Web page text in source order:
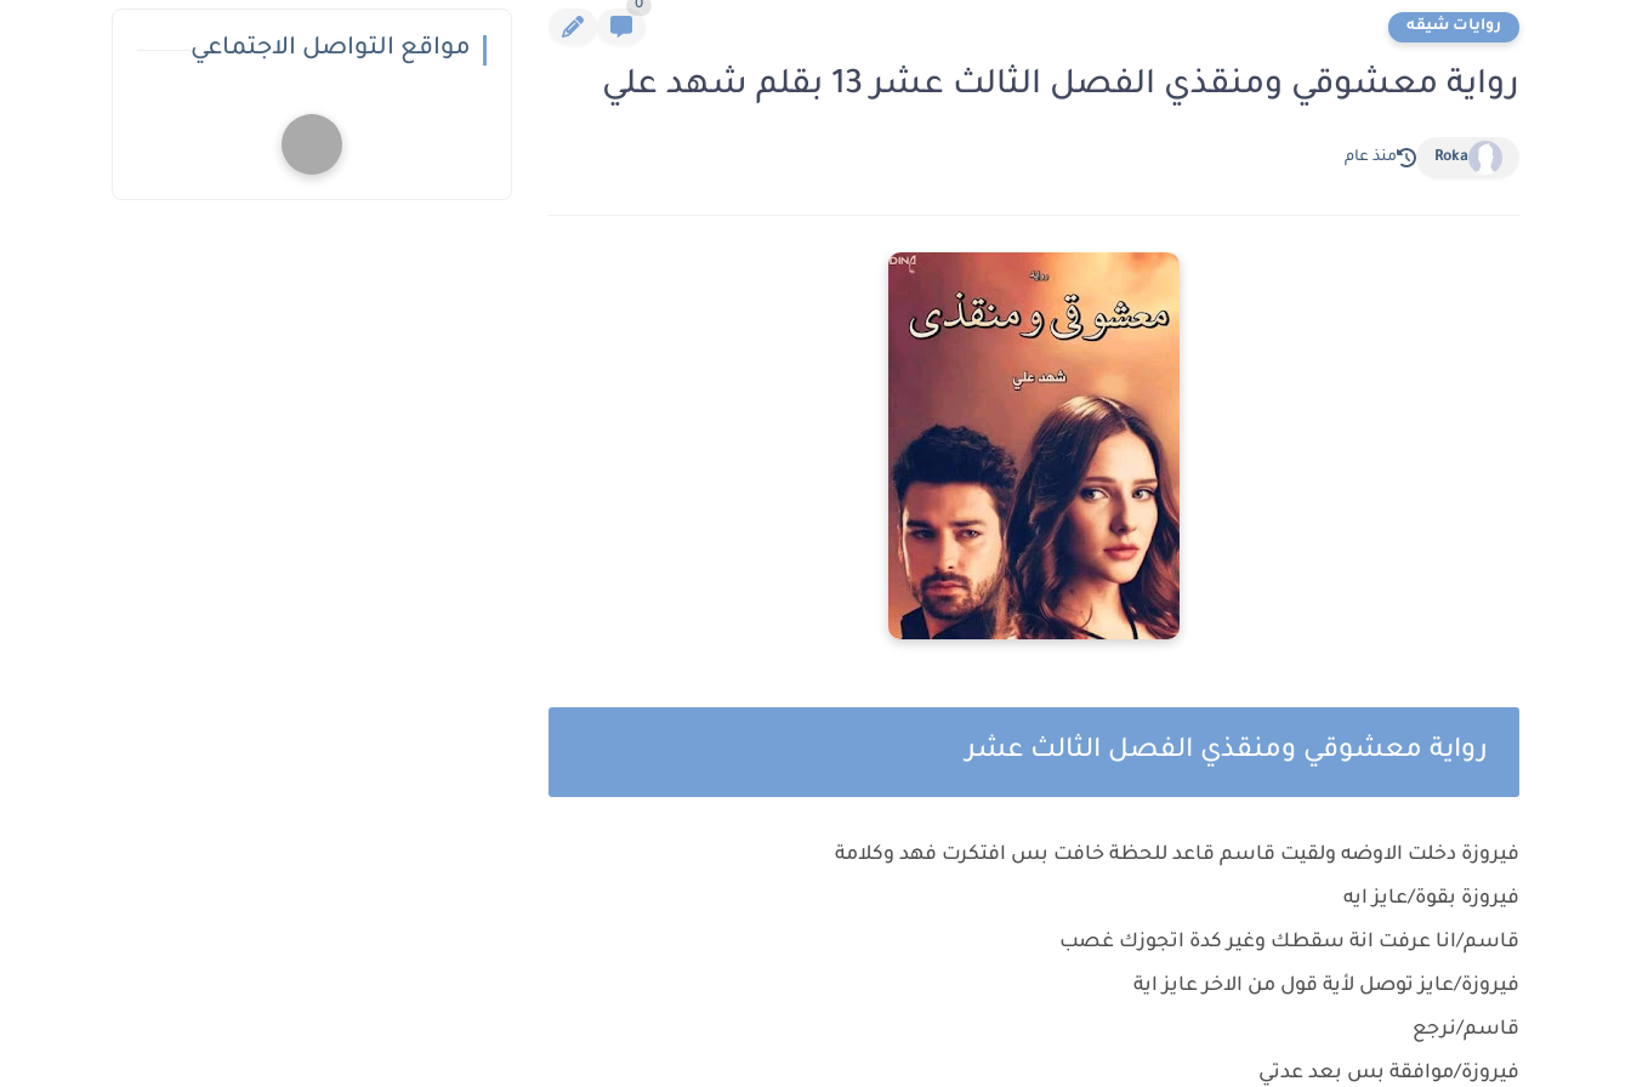
روايات شيقه
0
رواية معشوقي ومنقذي الفصل الثالث عشر 13 بقلم شهد علي
Roka منذ عام
رواية معشوقي ومنقذي الفصل الثالث عشر
فيروزة دخلت الاوضه ولقيت قاسم قاعد للحظة خافت بس افتكرت فهد وكلامة
فيروزة بقوة/عايز ايه
قاسم/انا عرفت انة سقطك وغير كدة اتجوزك غصب
فيروزة/عايز توصل لأية قول من الاخر عايز اية
قاسم/نرجع
فيروزة/موافقة بس بعد عدتي
مواقع التواصل الاجتماعي